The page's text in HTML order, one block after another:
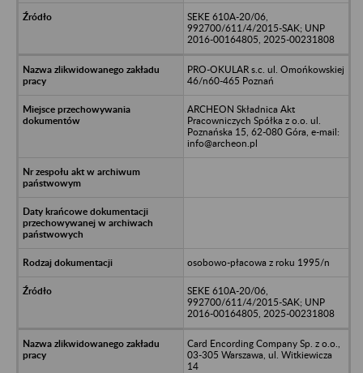
SEKE 610A-20/06,
992700/611/4/2015-SAK; UNP
2016-00164805, 2025-00231808
PRO-OKULAR s.c. ul. Omońkowskiej
46/n60-465 Poznań
ARCHEON Składnica Akt
Pracowniczych Spółka z o.o. ul.
Poznańska 15, 62-080 Góra, e-mail:
info@archeon.pl
osobowo-płacowa z roku 1995/n
SEKE 610A-20/06,
992700/611/4/2015-SAK; UNP
2016-00164805, 2025-00231808
Card Encording Company Sp. z o.o.,
03-305 Warszawa, ul. Witkiewicza
14